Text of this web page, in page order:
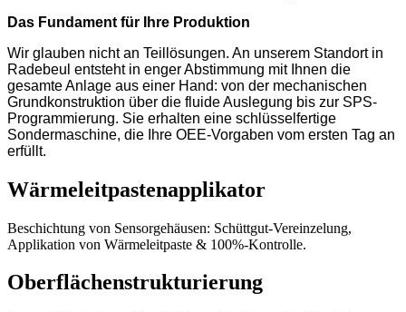
Das Fundament für Ihre Produktion
Wir glauben nicht an Teillösungen. An unserem Standort in
Radebeul entsteht in enger Abstimmung mit Ihnen die
gesamte Anlage aus einer Hand: von der mechanischen
Grundkonstruktion über die fluide Auslegung bis zur SPS-
Programmierung. Sie erhalten eine schlüsselfertige
Sondermaschine, die Ihre OEE-Vorgaben vom ersten Tag an
erfüllt.
Wärmeleitpastenapplikator
Beschichtung von Sensorgehäusen: Schüttgut-Vereinzelung,
Applikation von Wärmeleitpaste & 100%-Kontrolle.
Oberflächenstrukturierung